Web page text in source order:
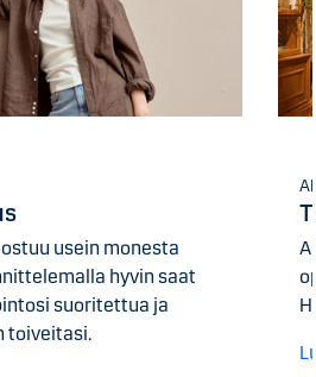
usein monesta
hyvin saat
suoritettua ja
toiveitasi.